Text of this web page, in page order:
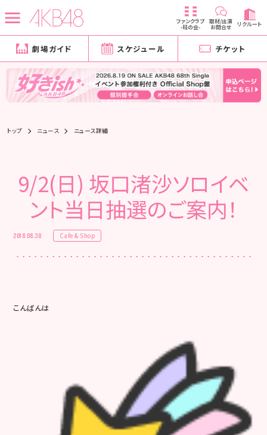
ファンクラブ
-柱の会-
取材/出演
お問合せ リクルート
劇場ガイド スケジュール チケット
トップ ニュース ニュース詳細
9/2(日) 坂口渚沙ソロイベ
ント当日抽選のご案内！
2018.08.30 Cafe & Shop
こんばんは